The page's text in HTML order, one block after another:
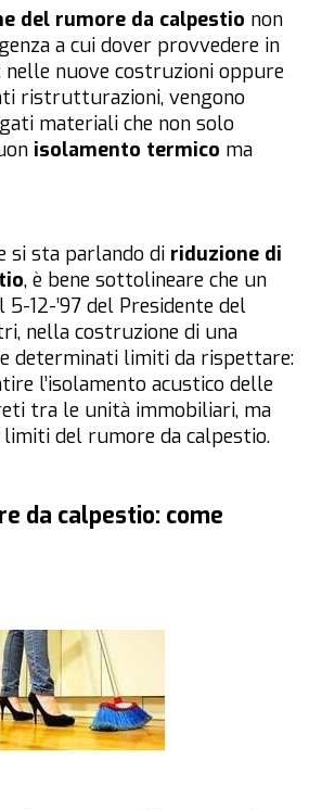
del rumore da calpestio non
a cui dover provvedere in
nelle nuove costruzioni oppure
ristrutturazioni, vengono
materiali che non solo
isolamento termico ma
si sta parlando di riduzione di
, è bene sottolineare che un
12-’97 del Presidente del
nella costruzione di una
determinati limiti da rispettare:
l’isolamento acustico delle
tra le unità immobiliari, ma
del rumore da calpestio.
da calpestio: come